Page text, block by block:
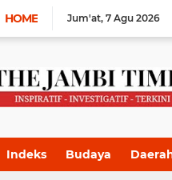
HOME Jum'at 7 Agu 2026
Indeks Budaya